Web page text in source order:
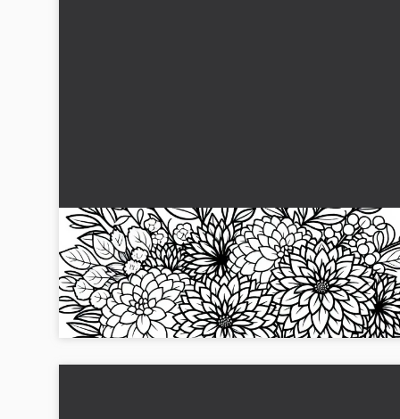
Kurv med skjærte dahliaer – gratis
fargeleggingsmal for høstblomster
Gjør tiden din søtere med denne gratis fargelegge malen av
dahliaer. Last ned bildet nå!...